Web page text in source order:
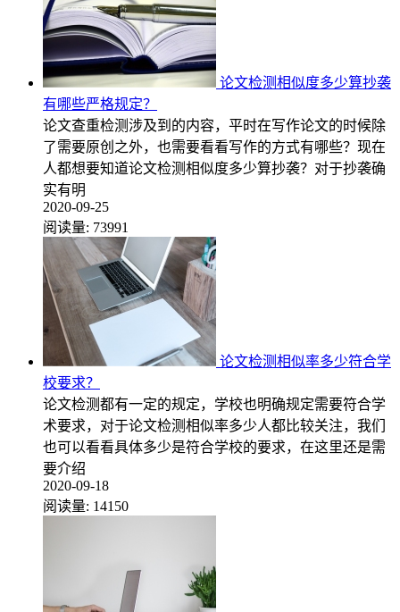
论文检测相似度多少算抄袭
有哪些严格规定？
论文查重检测涉及到的内容，平时在写作论文的时候除
了需要原创之外，也需要看看写作的方式有哪些？现在
人都想要知道论文检测相似度多少算抄袭？对于抄袭确
实有明
2020-09-25
阅读量: 73991
论文检测相似率多少符合学
校要求？
论文检测都有一定的规定，学校也明确规定需要符合学
术要求，对于论文检测相似率多少人都比较关注，我们
也可以看看具体多少是符合学校的要求，在这里还是需
要介绍
2020-09-18
阅读量: 14150